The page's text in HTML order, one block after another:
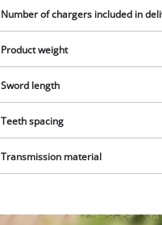
Number of chargers included in
Product weight
Sword length
Teeth spacing
Transmission material